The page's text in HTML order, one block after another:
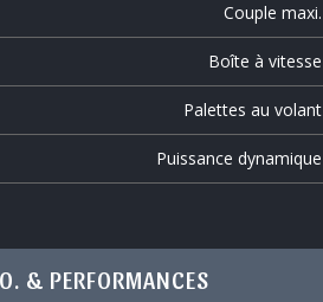
Couple maxi.
Boîte à vitesse
Palettes au volant
Puissance dynamique
& PERFORMANCES